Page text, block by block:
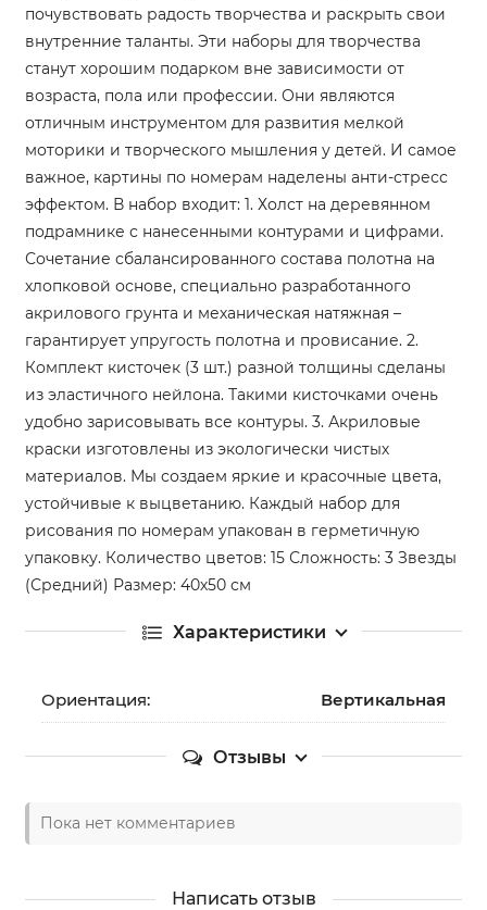
почувствовать радость творчества и раскрыть свои
внутренние таланты. Эти наборы для творчества
станут хорошим подарком вне зависимости от
возраста, пола или профессии. Они являются
отличным инструментом для развития мелкой
моторики и творческого мышления у детей. И самое
важное, картины по номерам наделены анти-стресс
эффектом. В набор входит: 1. Холст на деревянном
подрамнике с нанесенными контурами и цифрами.
Сочетание сбалансированного состава полотна на
хлопковой основе, специально разработанного
акрилового грунта и механическая натяжная –
гарантирует упругость полотна и провисание. 2.
Комплект кисточек (3 шт.) разной толщины сделаны
из эластичного нейлона. Такими кисточками очень
удобно зарисовывать все контуры. 3. Акриловые
краски изготовлены из экологически чистых
материалов. Мы создаем яркие и красочные цвета,
устойчивые к выцветанию. Каждый набор для
рисования по номерам упакован в герметичную
упаковку. Количество цветов: 15 Сложность: 3 Звезды
(Средний) Размер: 40х50 см
Характеристики
Ориентация: Вертикальная
Отзывы
Пока нет комментариев
Написать отзыв